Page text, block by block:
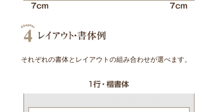
それぞれの書体とレイアウトの組み合わせが選べます。